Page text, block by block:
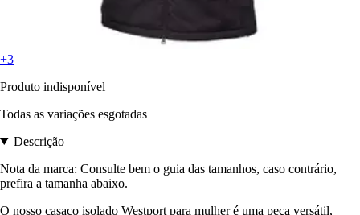
+3
Produto indisponível
Todas as variações esgotadas
Descrição
Nota da marca: Consulte bem o guia das tamanhos, caso contrário,
prefira a tamanha abaixo.
O nosso casaco isolado Westport para mulher é uma peça versátil,